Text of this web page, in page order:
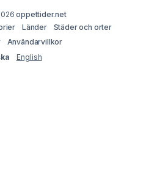
oppettider.net
Länder
Städer och orter
Användarvillkor
English